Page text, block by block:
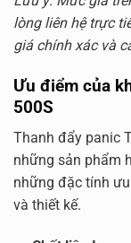
lòng liên hệ trực
giá chính xác và
Ưu điểm của
500S
Thanh đẩy panic
những sản phẩm
những đặc tính
và thiết kế.